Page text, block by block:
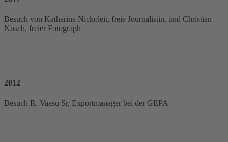
Besuch von Katharina Nickoleit, freie Journalistin, und Christian
Nusch, freier Fotograph
2012
Besuch R. Vaasu Sr, Exportmanager bei der GEPA